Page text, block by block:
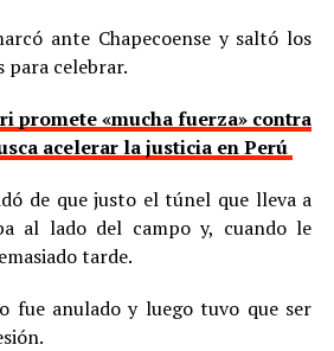
ante Chapecoense y saltó los
para celebrar.
promete «mucha fuerza» contra
acelerar la justicia en Perú
de que justo el túnel que lleva a
al lado del campo y, cuando le
tarde.
fue anulado y luego tuvo que ser